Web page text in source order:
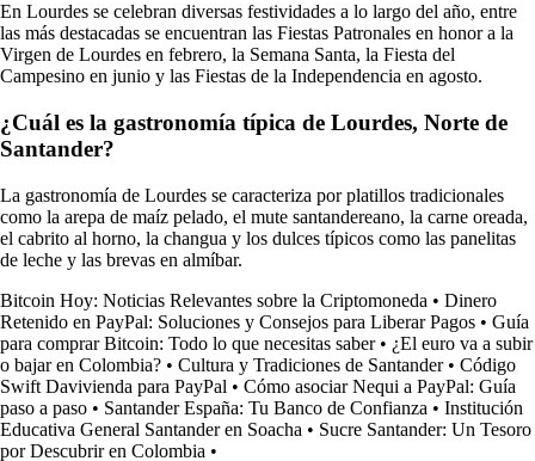
En Lourdes se celebran diversas festividades a lo largo del año, entre
las más destacadas se encuentran las Fiestas Patronales en honor a la
Virgen de Lourdes en febrero, la Semana Santa, la Fiesta del
Campesino en junio y las Fiestas de la Independencia en agosto.
¿Cuál es la gastronomía típica de Lourdes, Norte de
Santander?
La gastronomía de Lourdes se caracteriza por platillos tradicionales
como la arepa de maíz pelado, el mute santandereano, la carne oreada,
el cabrito al horno, la changua y los dulces típicos como las panelitas
de leche y las brevas en almíbar.
Bitcoin Hoy: Noticias Relevantes sobre la Criptomoneda • Dinero
Retenido en PayPal: Soluciones y Consejos para Liberar Pagos • Guía
para comprar Bitcoin: Todo lo que necesitas saber• ¿El euro va a subir
o bajar en Colombia? • Cultura y Tradiciones de Santander• Código
Swift Davivienda para PayPal • Cómo asociar Nequi a PayPal: Guía
paso a paso • Santander España: Tu Banco de Confianza • Institución
Educativa General Santander en Soacha • Sucre Santander: Un Tesoro
por Descubrir en Colombia •